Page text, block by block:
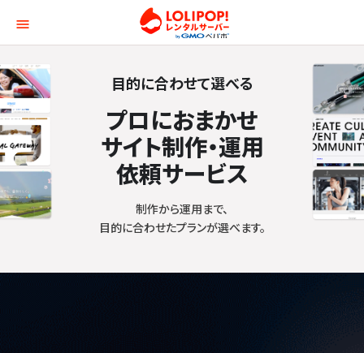
ロリポップ！レンタル
目的に合わせて選べる
プロにおまかせ
サイト制作・運用
依頼サービス
制作から運用まで、
目的に合わせたプランが選べます。